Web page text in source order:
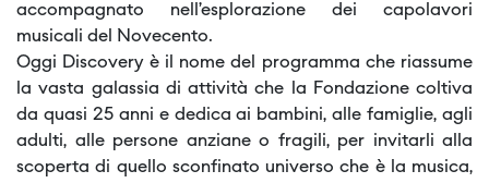
accompagnato nell’esplorazione dei capolavori
musicali del Novecento.
Oggi Discovery è il nome del programma che riassume
la vasta galassia di attività che la Fondazione coltiva
da quasi 25 anni e dedica ai bambini, alle famiglie, agli
adulti, alle persone anziane o fragili, per invitarli alla
scoperta di quello sconfinato universo che è la musica,